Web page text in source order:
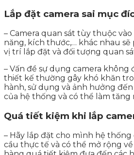
Lắp đặt camera sai mục
– Camera quan sát tùy thuộc
năng, kích thước,… khác nhau
vị trí lắp đặt và đối tượng quan
– Vấn đề sự dụng camera
thiết kế thường gây khó khăn
hành, sử dụng và ảnh hưởng
của hệ thống và có thể làm tăng
Quá tiết kiệm khi lắp
– Hãy lắp đặt cho mình hệ
cầu thực tế và có thể mở rộng